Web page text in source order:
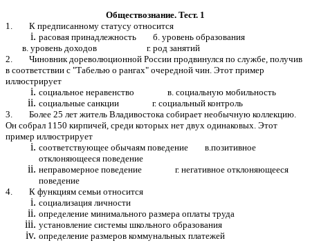
Обществознание. Тест. 1
1. К предписанному статусу относится
расовая принадлежность б. уровень образования
в. уровень доходов г. род занятий
2. Чиновник дореволюционной России продвинулся по службе, получив
в соответствии с "Табелью о рангах" очередной чин. Этот пример
иллюстрирует
социальное неравенство в. социальную мобильность
социальные санкции г. социальный контроль
3. Более 25 лет житель Владивостока собирает необычную коллекцию.
Он собрал 1150 кирпичей, среди которых нет двух одинаковых. Этот
пример иллюстрирует
соответствующее обычаям поведение в.позитивное
отклоняющееся поведение
неправомерное поведение г. негативное отклоняющееся
поведение
4. К функциям семьи относится
социализация личности
определение минимального размера оплаты труда
установление системы школьного образования
определение размеров коммунальных платежей